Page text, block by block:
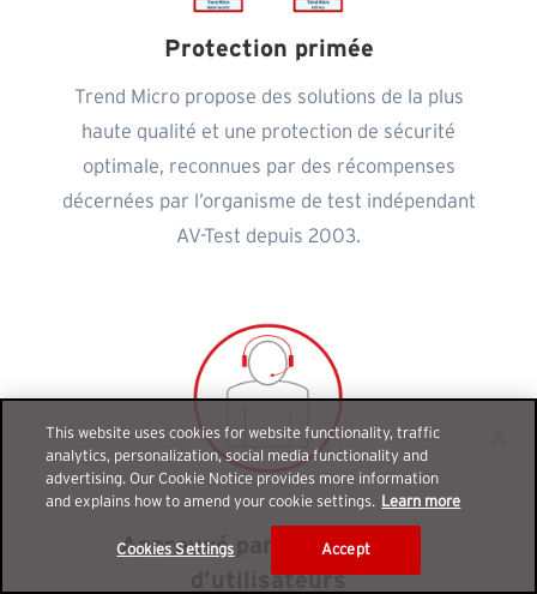
Protection primée
Trend Micro propose des solutions de la plus
haute qualité et une protection de sécurité
optimale, reconnues par des récompenses
décernées par l’organisme de test indépendant
AV-Test depuis 2003.
Approuvé par des millions
d’utilisateurs
This website uses cookies for website functionality, traffic
analytics, personalization, social media functionality and
advertising. Our Cookie Notice provides more information
and explains how to amend your cookie settings. Learn more
Cookies Settings Accept